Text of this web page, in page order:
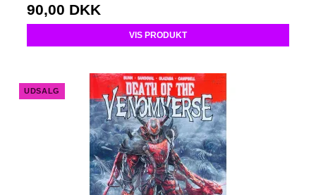
90,00 DKK
VIS PRODUKT
UDSALG